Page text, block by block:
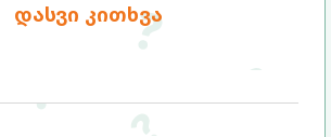
დასვი კითხვა